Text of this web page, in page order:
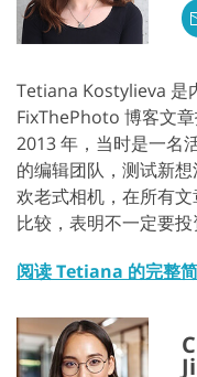
Tetiana Kostylieva 是
FixThePhoto 博客文
2013 年，当时是一名
的编辑团队，测试新
欢老式相机，在所有
比较，表明不一定要投
阅读 Tetiana 的完整